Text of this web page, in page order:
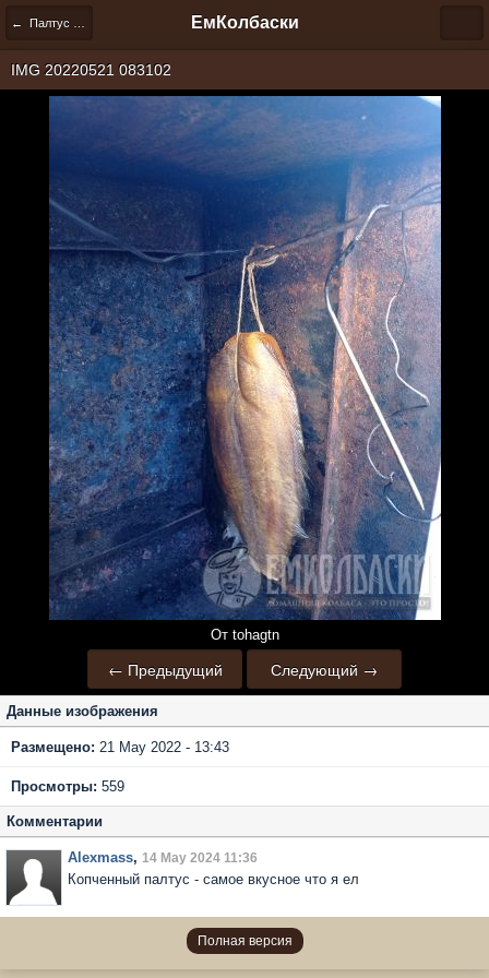
← Палтус копченый. ЕмКолбаски
IMG 20220521 083102
От tohagtn
← Предыдущий Следующий →
Данные изображения
Размещено: 21 May 2022 - 13:43
Просмотры: 559
Комментарии
Alexmass, 14 May 2024 11:36
Копченный палтус - самое вкусное что я ел
Полная версия